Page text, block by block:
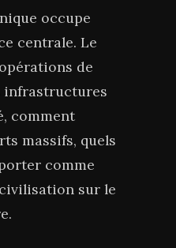
occupe
centrale. Le
de
infrastructures
comment
massifs, quels
comme
sur le